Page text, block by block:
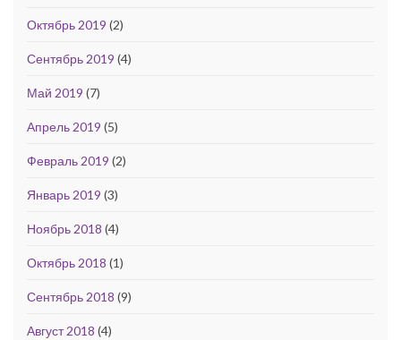
Октябрь 2019 (2)
Сентябрь 2019 (4)
Май 2019 (7)
Апрель 2019 (5)
Февраль 2019 (2)
Январь 2019 (3)
Ноябрь 2018 (4)
Октябрь 2018 (1)
Сентябрь 2018 (9)
Август 2018 (4)